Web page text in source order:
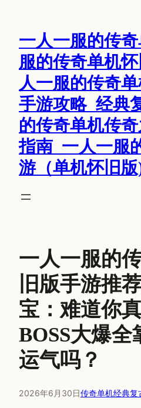
一人一服的传
服的传奇单机
人一服的传奇
手游攻略_经典
的传奇单机传
指南_一人一服
游（单机怀旧
一人一服的
旧版手游推
宝：难道你
BOSS大爆全
运气吗？
2026年6月30日传奇单机经典复